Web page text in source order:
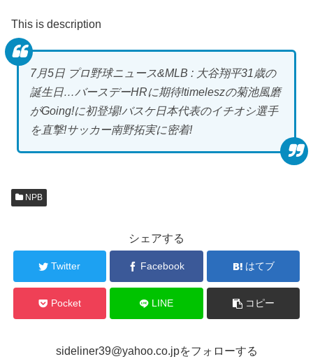
This is description
7月5日 プロ野球ニュース&MLB : 大谷翔平31歳の
誕生日…バースデーHRに期待!timeleszの菊池風磨
がGoing!に初登場!バスケ日本代表のイチオシ選手
を直撃!サッカー南野拓実に密着!
NPB
シェアする
Twitter Facebook はてブ
Pocket LINE コピー
sideliner39@yahoo.co.jpをフォローする